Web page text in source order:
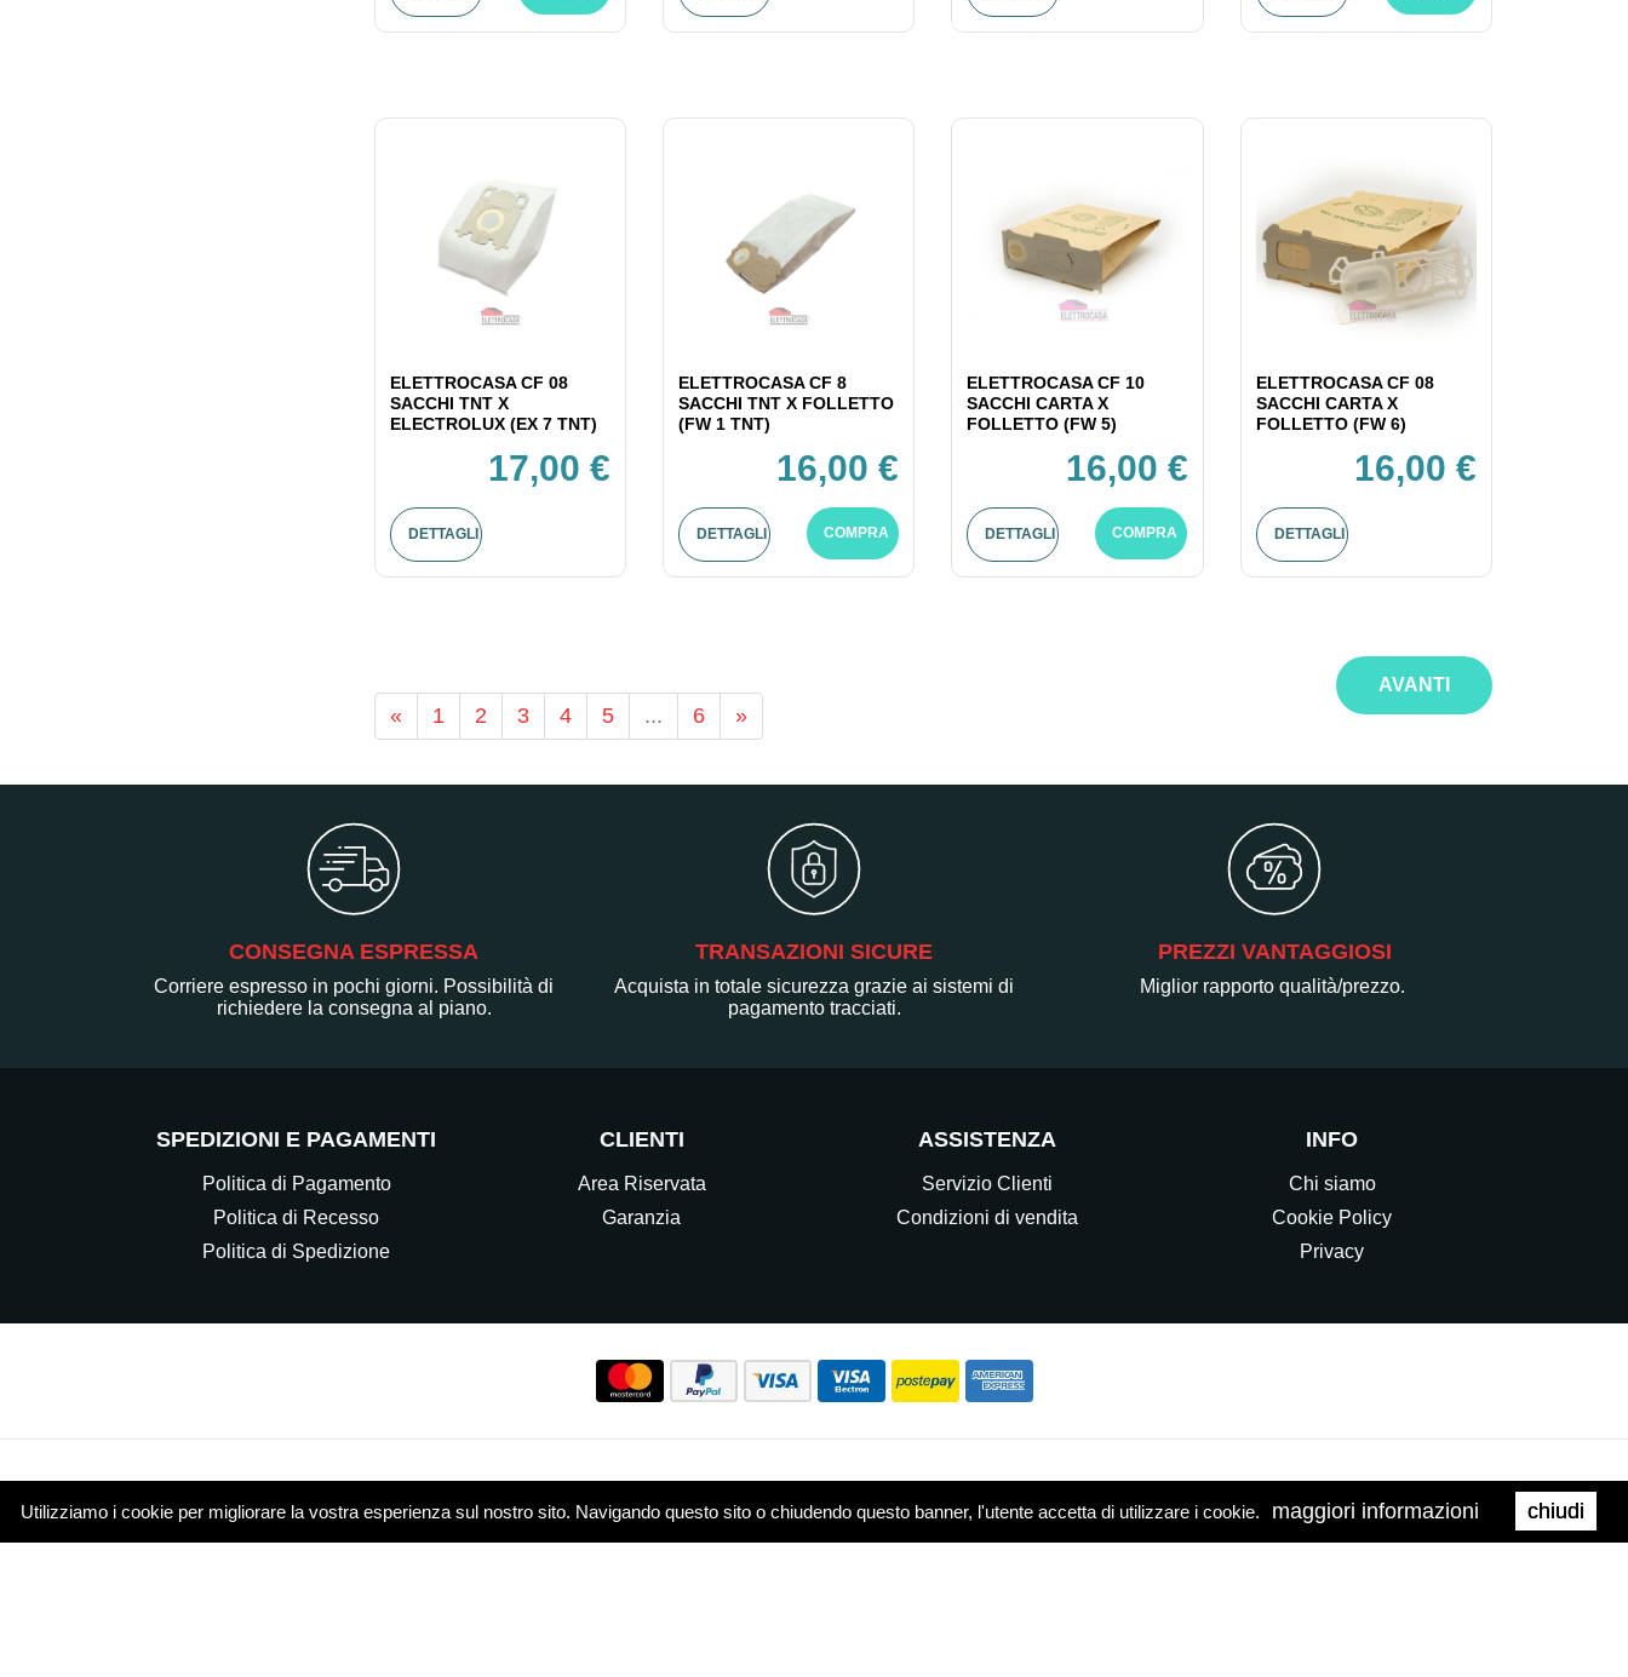
Utilizziamo i cookie per migliorare la vostra esperienza sul nostro sito. Navigando questo sito o chiudendo questo banner, l'utente accetta di utilizzare i cookie. maggiori informazioni chiudi
ELETTROCASA CF 08
SACCHI TNT X
ELECTROLUX (EX 7 TNT)
17,00 €
DETTAGLI
ELETTROCASA CF 8
SACCHI TNT X FOLLETTO
(FW 1 TNT)
16,00 €
DETTAGLI COMPRA
ELETTROCASA CF 10
SACCHI CARTA X
FOLLETTO (FW 5)
16,00 €
DETTAGLI COMPRA
ELETTROCASA CF 08
SACCHI CARTA X
FOLLETTO (FW 6)
16,00 €
DETTAGLI
« 1 2 3 4 5 ... 6 »
AVANTI
CONSEGNA ESPRESSA
Corriere espresso in pochi giorni. Possibilità di
richiedere la consegna al piano.
TRANSAZIONI SICURE
Acquista in totale sicurezza grazie ai sistemi di
pagamento tracciati.
PREZZI VANTAGGIOSI
Miglior rapporto qualità/prezzo.
SPEDIZIONI E PAGAMENTI
Politica di Pagamento
Politica di Recesso
Politica di Spedizione
CLIENTI
Area Riservata
Garanzia
ASSISTENZA
Servizio Clienti
Condizioni di vendita
INFO
Chi siamo
Cookie Policy
Privacy